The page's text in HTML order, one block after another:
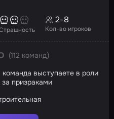
Кол-во игроков
2–8
(112 команд)
выступаете в роли
за призраками